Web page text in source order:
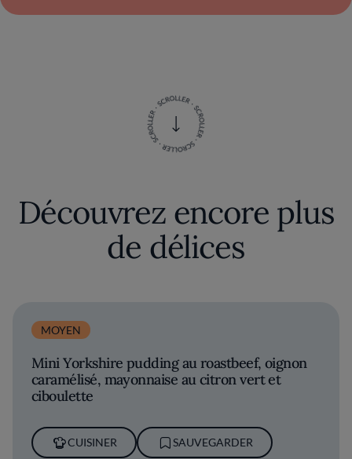
Découvrez encore plus
de délices
MOYEN
Mini Yorkshire pudding au roastbeef, oignon
caramélisé, mayonnaise au citron vert et
ciboulette
CUISINER SAUVEGARDER